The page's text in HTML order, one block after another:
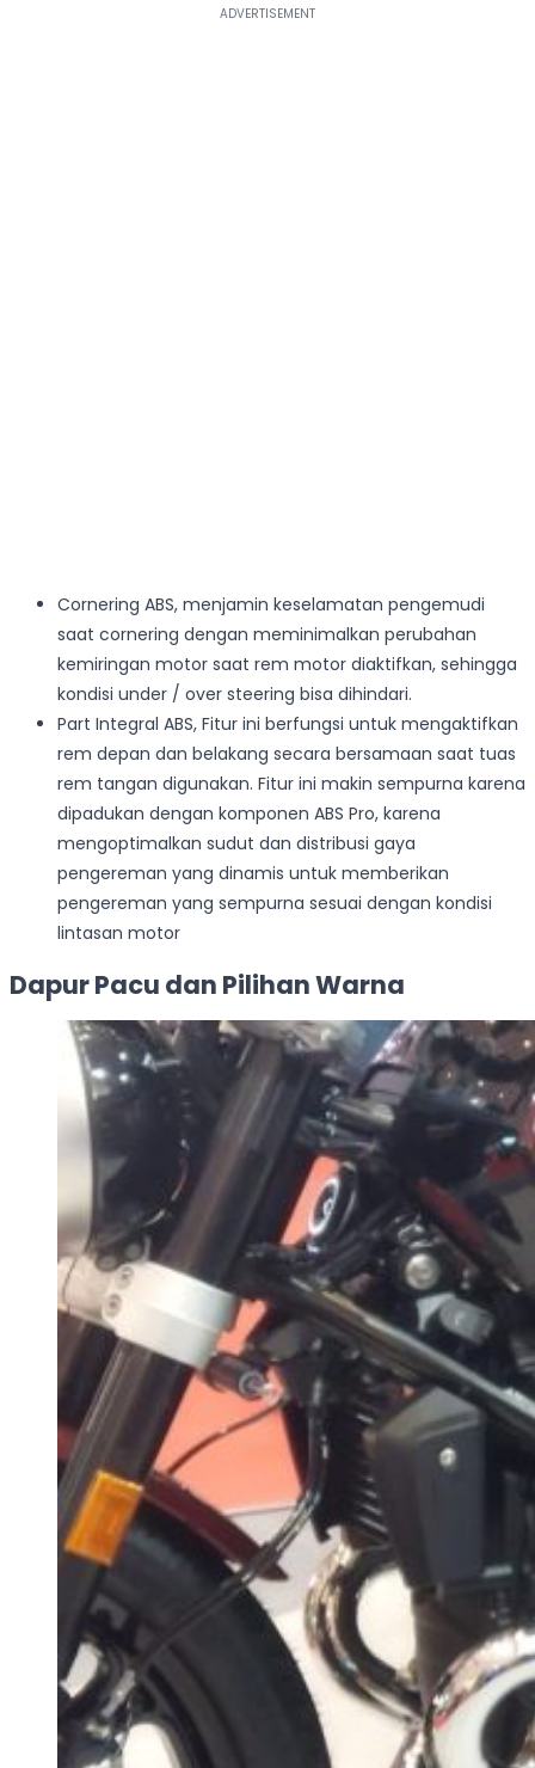
Cornering ABS, menjamin keselamatan pengemudi
saat cornering dengan meminimalkan perubahan
kemiringan motor saat rem motor diaktifkan, sehingga
kondisi under / over steering bisa dihindari.
Part Integral ABS, Fitur ini berfungsi untuk mengaktifkan
rem depan dan belakang secara bersamaan saat tuas
rem tangan digunakan. Fitur ini makin sempurna karena
dipadukan dengan komponen ABS Pro, karena
mengoptimalkan sudut dan distribusi gaya
pengereman yang dinamis untuk memberikan
pengereman yang sempurna sesuai dengan kondisi
lintasan motor
Dapur Pacu dan Pilihan Warna